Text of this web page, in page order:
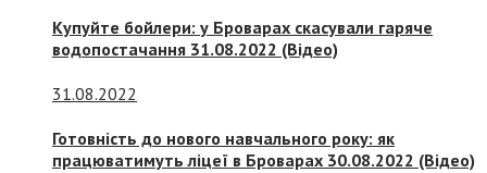
Купуйте бойлери: у Броварах скасували гаряче
водопостачання 31.08.2022 (Відео)
31.08.2022
Готовність до нового навчального року: як
працюватимуть ліцеї в Броварах 30.08.2022 (Відео)